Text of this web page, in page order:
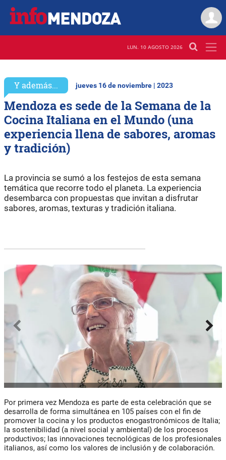
LUN. 10 AGOSTO 2026
Y además... jueves 16 de noviembre | 2023
Mendoza es sede de la Semana de la
Cocina Italiana en el Mundo (una
experiencia llena de sabores, aromas
y tradición)
La provincia se sumó a los festejos de esta semana
temática que recorre todo el planeta. La experiencia
desembarca con propuestas que invitan a disfrutar
sabores, aromas, texturas y tradición italiana.
Por primera vez Mendoza es parte de esta celebración que se
desarrolla de forma simultánea en 105 países con el fin de
promover la cocina y los productos enogastronómicos de Italia;
la sostenibilidad (a nivel social y ambiental) de los procesos
productivos; las innovaciones tecnológicas de los profesionales
italianos, así como los valores de inclusión y de colaboración.